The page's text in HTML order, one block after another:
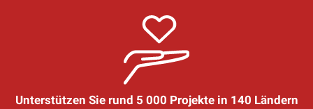
Unterstützen Sie rund 5 000 Projekte in 140 Ländern